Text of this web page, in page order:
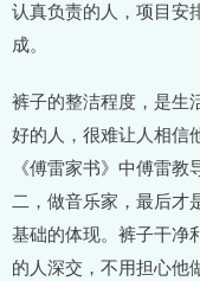
认真负责的人，项目安
成。
裤子的整洁程度，是生
好的人，很难让人相信
《傅雷家书》中傅雷
二，做音乐家，最后才
基础的体现。裤子干净
的人深交，不用担心他